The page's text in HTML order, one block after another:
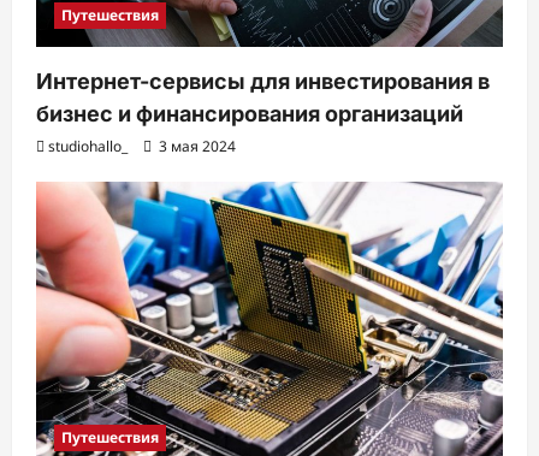
Путешествия
Интернет-сервисы для инвестирования в
бизнес и финансирования организаций
studiohallo_ 3 мая 2024
Путешествия